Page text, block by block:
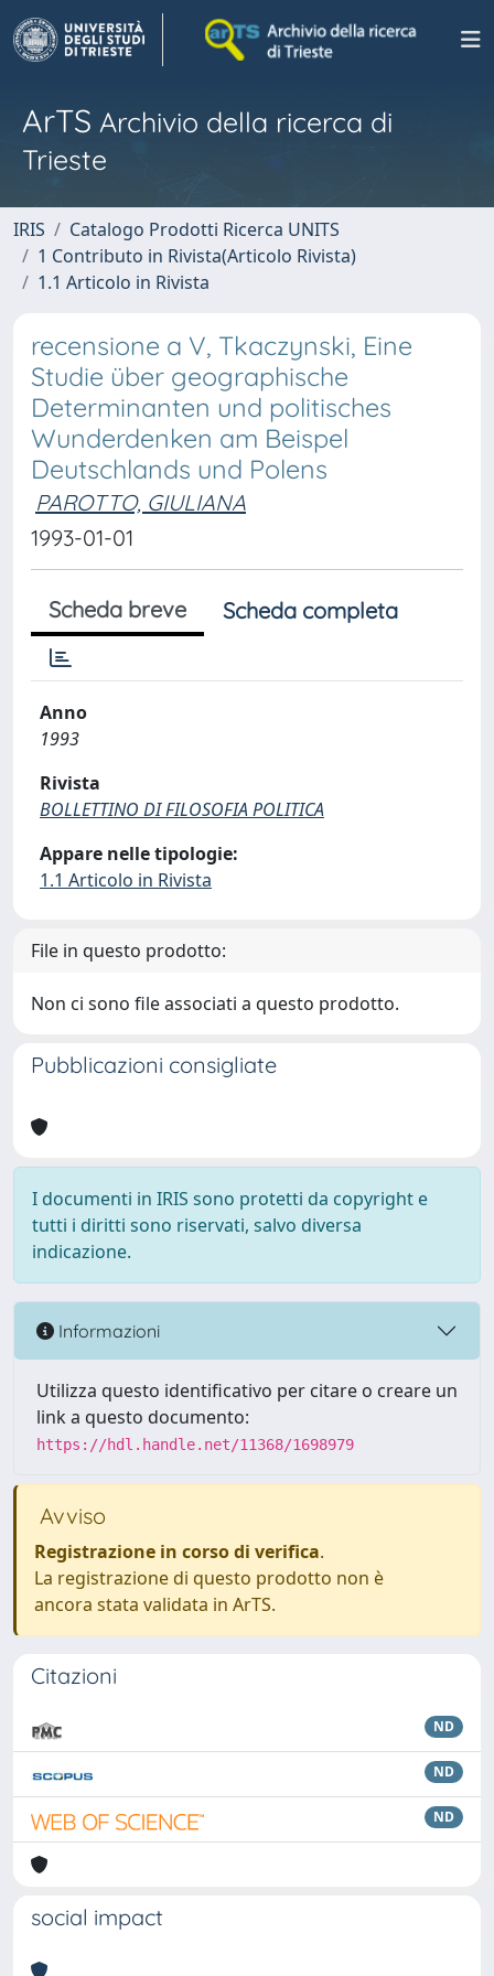
ArTS Archivio della ricerca di
Trieste
IRIS
Catalogo Prodotti Ricerca UNITS
1 Contributo in Rivista(Articolo Rivista)
1.1 Articolo in Rivista
recensione a V, Tkaczynski, Eine
Studie über geographische
Determinanten und politisches
Wunderdenken am Beispel
Deutschlands und Polens
PAROTTO, GIULIANA
1993-01-01
Scheda breve Scheda completa
Anno
1993
Rivista
BOLLETTINO DI FILOSOFIA POLITICA
Appare nelle tipologie:
1.1 Articolo in Rivista
File in questo prodotto:
Non ci sono file associati a questo prodotto.
Pubblicazioni consigliate
I documenti in IRIS sono protetti da copyright e
tutti i diritti sono riservati, salvo diversa
indicazione.
Informazioni
Utilizza questo identificativo per citare o creare un
link a questo documento:
https://hdl.handle.net/11368/1698979
Avviso
Registrazione in corso di verifica.
La registrazione di questo prodotto non è
ancora stata validata in ArTS.
Citazioni
ND
ND
ND
social impact